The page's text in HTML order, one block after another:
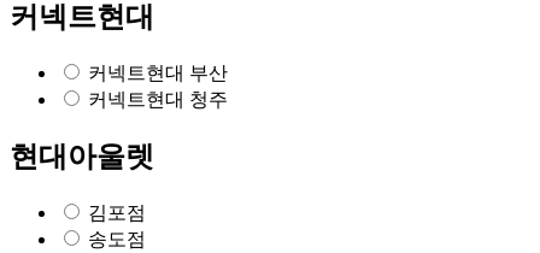
커넥트현대
커넥트현대 부산
커넥트현대 청주
현대아울렛
김포점
송도점